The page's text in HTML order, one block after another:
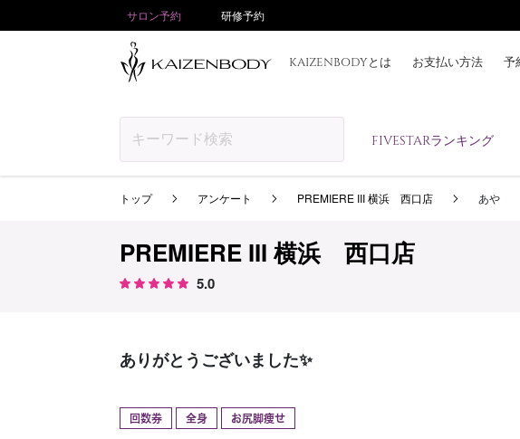
サロン予約 研修予約
KAIZENBODYとは お支払い方法 予
FIVESTARランキング
予約確認
トップ アンケート PREMIERE III 横浜 西口店 あや
PREMIERE III 横浜 西口店
5.0
ありがとうございました✨️
回数券 全身 お尻脚痩せ